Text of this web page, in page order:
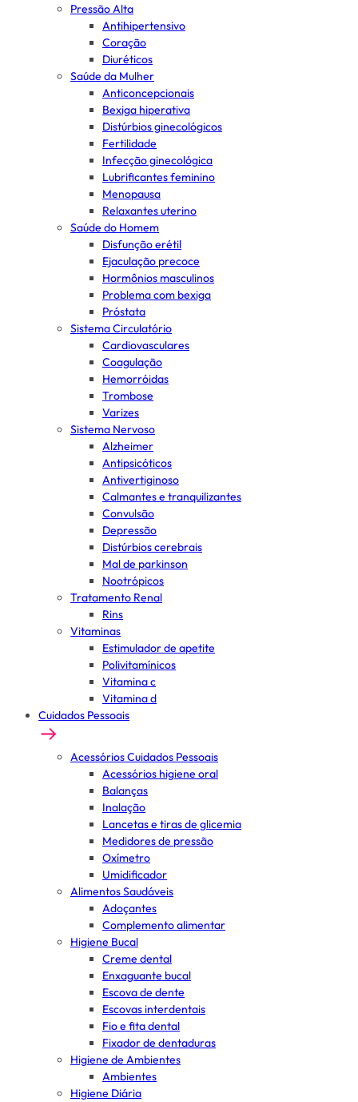
Pressão Alta
Antihipertensivo
Coração
Diuréticos
Saúde da Mulher
Anticoncepcionais
Bexiga hiperativa
Distúrbios ginecológicos
Fertilidade
Infecção ginecológica
Lubrificantes feminino
Menopausa
Relaxantes uterino
Saúde do Homem
Disfunção erétil
Ejaculação precoce
Hormônios masculinos
Problema com bexiga
Próstata
Sistema Circulatório
Cardiovasculares
Coagulação
Hemorróidas
Trombose
Varizes
Sistema Nervoso
Alzheimer
Antipsicóticos
Antivertiginoso
Calmantes e tranquilizantes
Convulsão
Depressão
Distúrbios cerebrais
Mal de parkinson
Nootrópicos
Tratamento Renal
Rins
Vitaminas
Estimulador de apetite
Polivitamínicos
Vitamina c
Vitamina d
Cuidados Pessoais
Acessórios Cuidados Pessoais
Acessórios higiene oral
Balanças
Inalação
Lancetas e tiras de glicemia
Medidores de pressão
Oxímetro
Umidificador
Alimentos Saudáveis
Adoçantes
Complemento alimentar
Higiene Bucal
Creme dental
Enxaguante bucal
Escova de dente
Escovas interdentais
Fio e fita dental
Fixador de dentaduras
Higiene de Ambientes
Ambientes
Higiene Diária